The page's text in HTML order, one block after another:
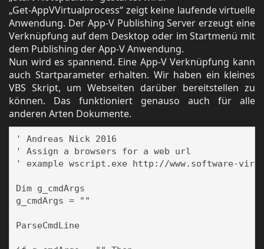
„Get-AppVVirtualprocess“ zeigt keine laufende virtuelle
Anwendung. Der App-V Publishing Server erzeugt eine
Verknüpfung auf dem Desktop oder im Startmenü mit
dem Publishing der App-V Anwendung.
Nun wird es spannend. Eine App-V Verknüpfung kann
auch Startparameter erhalten. Wir haben ein kleines
VBS Skript, um Webseiten darüber bereitstellen zu
können. Das funktioniert genauso auch für alle
anderen Arten Dokumente.
' Andreas Nick 2016
' Assign a browsers for a web url
' example wscript.exe http://www.software-
Dim g_cmdArgs
g_cmdArgs = ""
ParseCmdLine